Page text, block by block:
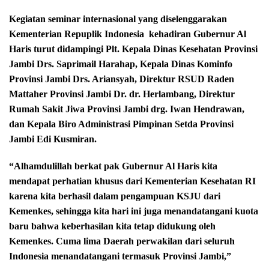
Kegiatan seminar internasional yang diselenggarakan
Kementerian Repuplik Indonesia kehadiran Gubernur Al
Haris turut didampingi Plt. Kepala Dinas Kesehatan Provinsi
Jambi Drs. Saprimail Harahap, Kepala Dinas Kominfo
Provinsi Jambi Drs. Ariansyah, Direktur RSUD Raden
Mattaher Provinsi Jambi Dr. dr. Herlambang, Direktur
Rumah Sakit Jiwa Provinsi Jambi drg. Iwan Hendrawan,
dan Kepala Biro Administrasi Pimpinan Setda Provinsi
Jambi Edi Kusmiran.
“Alhamdulillah berkat pak Gubernur Al Haris kita
mendapat perhatian khusus dari Kementerian Kesehatan RI
karena kita berhasil dalam pengampuan KSJU dari
Kemenkes, sehingga kita hari ini juga menandatangani kuota
baru bahwa keberhasilan kita tetap didukung oleh
Kemenkes. Cuma lima Daerah perwakilan dari seluruh
Indonesia menandatangani termasuk Provinsi Jambi,”